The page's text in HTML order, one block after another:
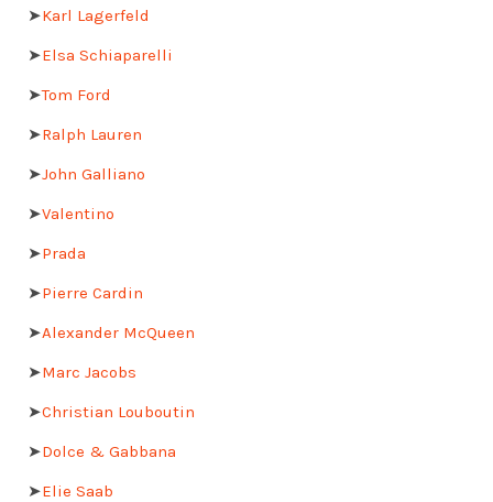
➤Karl Lagerfeld
➤Elsa Schiaparelli
➤Tom Ford
➤Ralph Lauren
➤John Galliano
➤Valentino
➤Prada
➤Pierre Cardin
➤Alexander McQueen
➤Marc Jacobs
➤Christian Louboutin
➤Dolce & Gabbana
➤Elie Saab